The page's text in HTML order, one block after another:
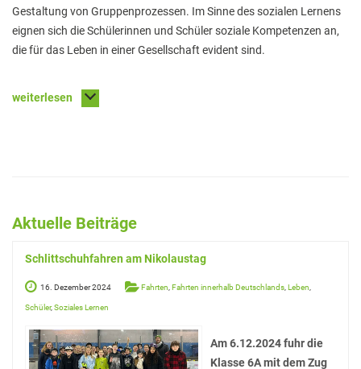
Lehrer*innen
Lehrkräfte
Formulare
Musikschule
Stadtbücherei
Wirtschaft
Förderverein
Ziele des Fördervereins
Gestaltung von Gruppenprozessen. Im Sinne des sozialen Lernens
eignen sich die Schülerinnen und Schüler soziale Kompetenzen an,
die für das Leben in einer Gesellschaft evident sind.
weiterlesen
Aktuelle Beiträge
Schlittschuhfahren am Nikolaustag
16. Dezember 2024 Fahrten, Fahrten innerhalb Deutschlands, Leben,
Schüler,Soziales Lernen
Am 6.12.2024 fuhr die
Klasse 6A mit dem Zug